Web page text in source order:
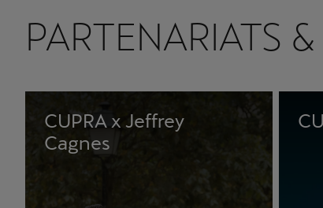
PARTENARIATS
CUPRA x Jeffrey
Cagnes